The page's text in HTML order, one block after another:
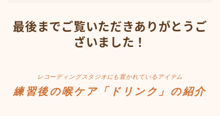
最後までご覧いただきありがとうご
ざいました！
レコーディングスタジオにも置かれているアイテム
練習後の喉ケア「ドリンク」の紹介